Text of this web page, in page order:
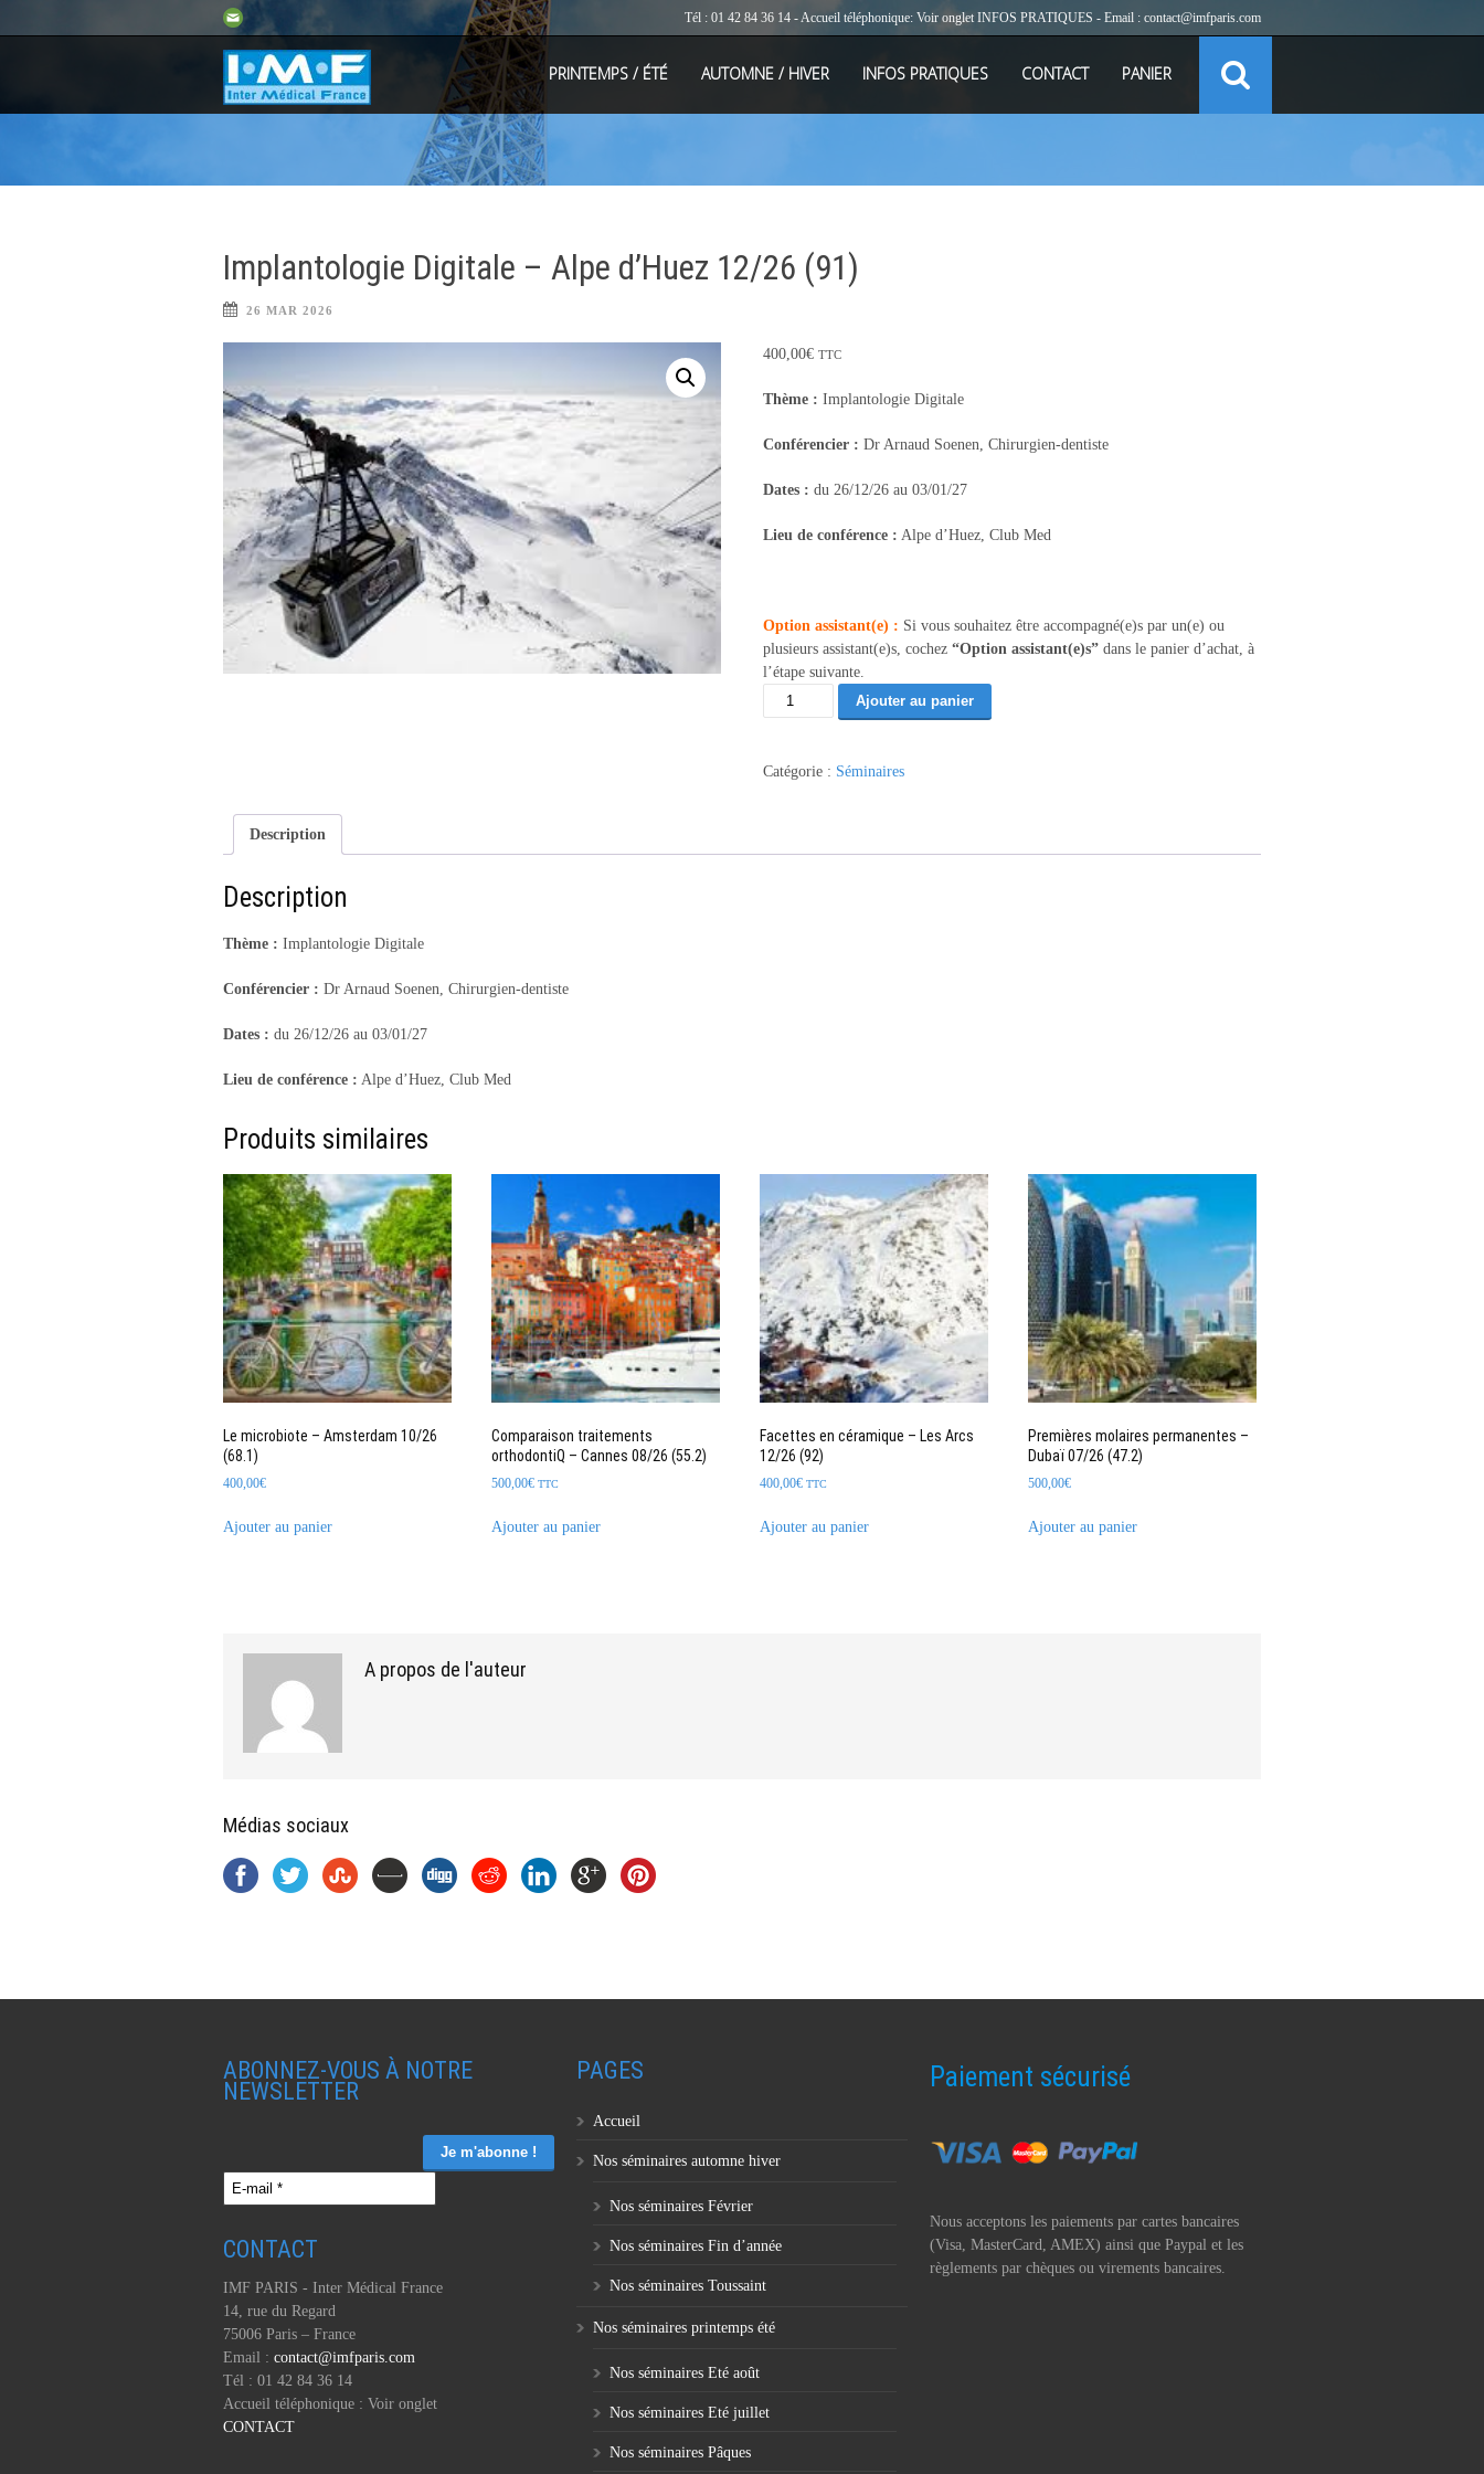
Tél : 01 42 84 36 14 - Accueil téléphonique: Voir onglet INFOS PRATIQUES - Email : contact@imfparis.com
PRINTEMPS / ÉTÉ AUTOMNE / HIVER INFOS PRATIQUES CONTACT PANIER
Implantologie Digitale – Alpe d’Huez 12/26 (91)
26 MAR 2026
400,00€ TTC
Thème : Implantologie Digitale
Conférencier : Dr Arnaud Soenen, Chirurgien-dentiste
Dates : du 26/12/26 au 03/01/27
Lieu de conférence : Alpe d’Huez, Club Med
Option assistant(e) : Si vous souhaitez être accompagné(e)s par un(e) ou
plusieurs assistant(e)s, cochez “Option assistant(e)s”dans le panier d’achat, à
l’étape suivante.
quantité
de
Digitale
12/26
Ajouter au panier
Catégorie : Séminaires
Description
Description
Thème : Implantologie Digitale
Conférencier : Dr Arnaud Soenen, Chirurgien-dentiste
Dates : du 26/12/26 au 03/01/27
Lieu de conférence : Alpe d’Huez, Club Med
Produits similaires
Le microbiote – Amsterdam 10/26
(68.1)
400,00€
Ajouter au panier
Comparaison traitements
orthodontiQ – Cannes 08/26 (55.2)
500,00€ TTC
Ajouter au panier
Facettes en céramique – Les Arcs
12/26 (92)
400,00€ TTC
Ajouter au panier
Premières molaires permanentes –
Dubaï 07/26 (47.2)
500,00€
Ajouter au panier
A propos de l'auteur
Médias sociaux
ABONNEZ-VOUS À NOTRE
NEWSLETTER
CONTACT
IMF PARIS - Inter Médical France
14, rue du Regard
75006 Paris – France
Email : contact@imfparis.com
Tél : 01 42 84 36 14
Accueil téléphonique : Voir onglet
CONTACT
PAGES
Accueil
Nos séminaires automne hiver
Nos séminaires Février
Nos séminaires Fin d’année
Nos séminaires Toussaint
Nos séminaires printemps été
Nos séminaires Eté août
Nos séminaires Eté juillet
Nos séminaires Pâques
Paiement sécurisé
Nous acceptons les paiements par cartes bancaires
(Visa, MasterCard, AMEX) ainsi que Paypal et les
règlements par chèques ou virements bancaires.